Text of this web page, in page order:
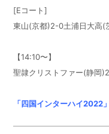
[Eコート]
東山(京都)2-0土浦日大高(
【14:10〜】
聖隷クリストファー(静岡
「四国インターハイ2022